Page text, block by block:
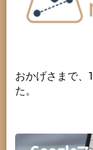
おかげさまで、
た。